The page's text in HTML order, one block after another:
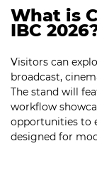
What is
IBC
Visitors can
broadcast,
The stand will
workflow
opportunities to
designed for